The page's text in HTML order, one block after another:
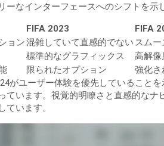
ーなインターフェースへのシフトを示
FIFA 2023
FIFA
ョン混雑していて直感的でない スム
標準的なグラフィックス
高解像
限られたオプション
強化さ
がユーザー体験を優先していること
ています。視覚的明瞭さと直感的な
ています。